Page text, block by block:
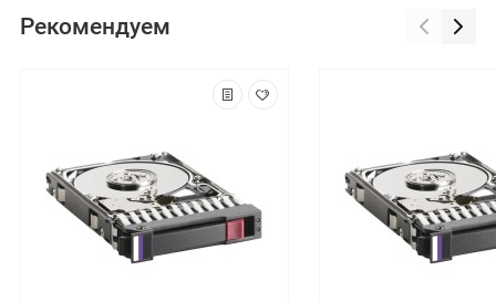
Рекомендуем